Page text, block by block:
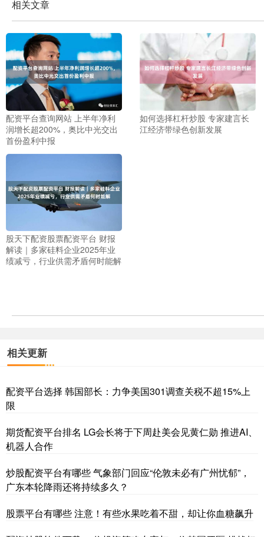
相关文章
配资平台查询网站 上半年净利
润增长超200%，奥比中光交出
首份盈利中报
如何选择杠杆炒股 专家建言长
江经济带绿色创新发展
股天下配资股票配资平台 财报
解读｜多家硅料企业2025年业
绩减亏，行业供需矛盾何时能解
相关更新
配资平台选择 韩国部长：力争美国301调查关税不超15%上
限
期货配资平台排名 LG会长将于下周赴美会见黄仁勋 推进AI、
机器人合作
炒股配资平台有哪些 气象部门回应“伦敦未必有广州忧郁”，
广东本轮降雨还将持续多久？
股票平台有哪些 注意！有些水果吃着不甜，却让你血糖飙升